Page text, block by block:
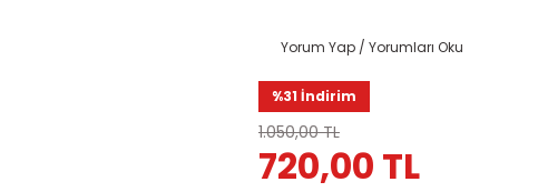
Yorum Yap / Yorumları Oku
%31 İndirim
1.050,00 TL
720,00 TL